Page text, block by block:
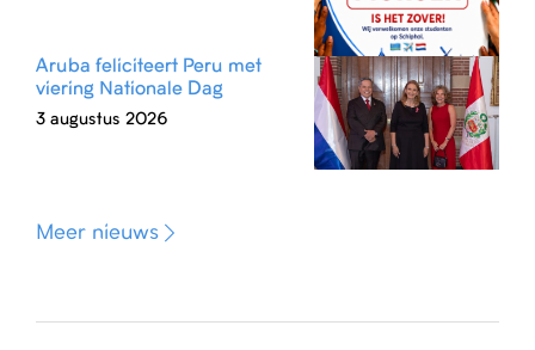
Aruba feliciteert Peru met
viering Nationale Dag
3 augustus 2026
Meer nieuws